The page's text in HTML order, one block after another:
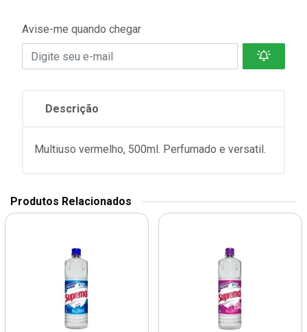
Avise-me quando chegar
Descrição
Multiuso vermelho, 500ml. Perfumado e versatil.
Produtos Relacionados